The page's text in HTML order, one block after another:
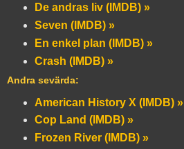
De andras liv (IMDB) »
Seven (IMDB) »
En enkel plan (IMDB) »
Crash (IMDB) »
Andra sevärda:
American History X (IMDB) »
Cop Land (IMDB) »
Frozen River (IMDB) »